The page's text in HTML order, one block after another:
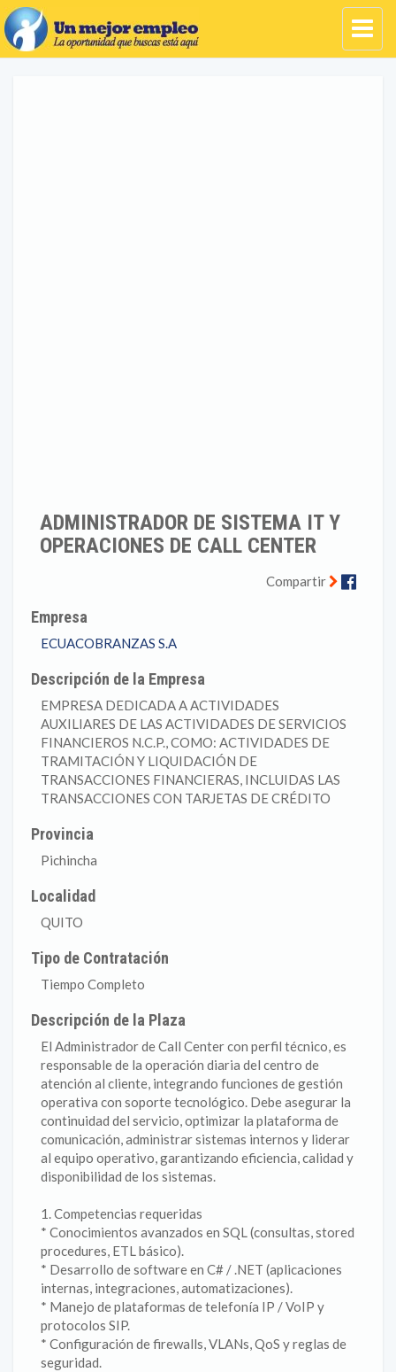
ADMINISTRADOR DE SISTEMA IT Y
OPERACIONES DE CALL CENTER
Compartir
Empresa
ECUACOBRANZAS S.A
Descripción de la Empresa
EMPRESA DEDICADA A ACTIVIDADES
AUXILIARES DE LAS ACTIVIDADES DE SERVICIOS
FINANCIEROS N.C.P., COMO: ACTIVIDADES DE
TRAMITACIÓN Y LIQUIDACIÓN DE
TRANSACCIONES FINANCIERAS, INCLUIDAS LAS
TRANSACCIONES CON TARJETAS DE CRÉDITO
Provincia
Pichincha
Localidad
QUITO
Tipo de Contratación
Tiempo Completo
Descripción de la Plaza
El Administrador de Call Center con perfil técnico, es
responsable de la operación diaria del centro de
atención al cliente, integrando funciones de gestión
operativa con soporte tecnológico. Debe asegurar la
continuidad del servicio, optimizar la plataforma de
comunicación, administrar sistemas internos y liderar
al equipo operativo, garantizando eficiencia, calidad y
disponibilidad de los sistemas.
1. Competencias requeridas
* Conocimientos avanzados en SQL (consultas, stored
procedures, ETL básico).
* Desarrollo de software en C# / .NET (aplicaciones
internas, integraciones, automatizaciones).
* Manejo de plataformas de telefonía IP / VoIP y
protocolos SIP.
* Configuración de firewalls, VLANs, QoS y reglas de
seguridad.